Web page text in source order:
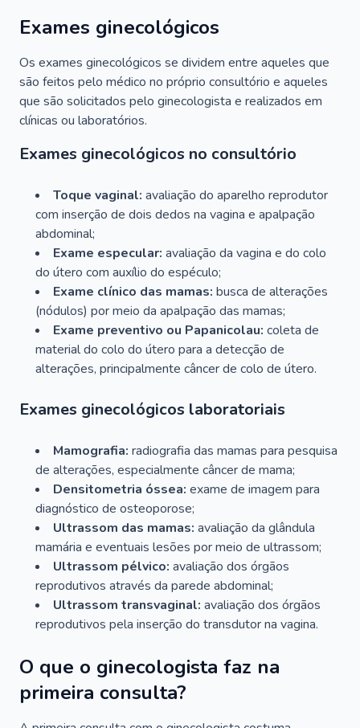
Exames ginecológicos
Os exames ginecológicos se dividem entre aqueles que
são feitos pelo médico no próprio consultório e aqueles
que são solicitados pelo ginecologista e realizados em
clínicas ou laboratórios.
Exames ginecológicos no consultório
Toque vaginal: avaliação do aparelho reprodutor
com inserção de dois dedos na vagina e apalpação
abdominal;
Exame especular: avaliação da vagina e do colo
do útero com auxílio do espéculo;
Exame clínico das mamas: busca de alterações
(nódulos) por meio da apalpação das mamas;
Exame preventivo ou Papanicolau: coleta de
material do colo do útero para a detecção de
alterações, principalmente câncer de colo de útero.
Exames ginecológicos laboratoriais
Mamografia: radiografia das mamas para pesquisa
de alterações, especialmente câncer de mama;
Densitometria óssea: exame de imagem para
diagnóstico de osteoporose;
Ultrassom das mamas: avaliação da glândula
mamária e eventuais lesões por meio de ultrassom;
Ultrassom pélvico: avaliação dos órgãos
reprodutivos através da parede abdominal;
Ultrassom transvaginal: avaliação dos órgãos
reprodutivos pela inserção do transdutor na vagina.
O que o ginecologista faz na
primeira consulta?